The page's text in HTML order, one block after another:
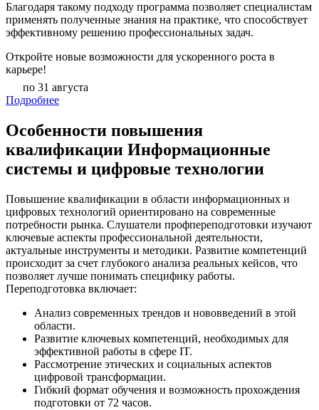
Благодаря такому подходу программа позволяет специалистам
применять полученные знания на практике, что способствует
эффективному решению профессиональных задач.
Откройте новые возможности для ускоренного роста в
карьере!
по 31 августа
Подробнее
Особенности повышения
квалификации Информационные
системы и цифровые технологии
Повышение квалификации в области информационных и
цифровых технологий ориентировано на современные
потребности рынка. Слушатели профпереподготовки изучают
ключевые аспекты профессиональной деятельности,
актуальные инструменты и методики. Развитие компетенций
происходит за счет глубокого анализа реальных кейсов, что
позволяет лучше понимать специфику работы.
Переподготовка включает:
Анализ современных трендов и нововведений в этой
области.
Развитие ключевых компетенций, необходимых для
эффективной работы в сфере IT.
Рассмотрение этических и социальных аспектов
цифровой трансформации.
Гибкий формат обучения и возможность прохождения
подготовки от 72 часов.